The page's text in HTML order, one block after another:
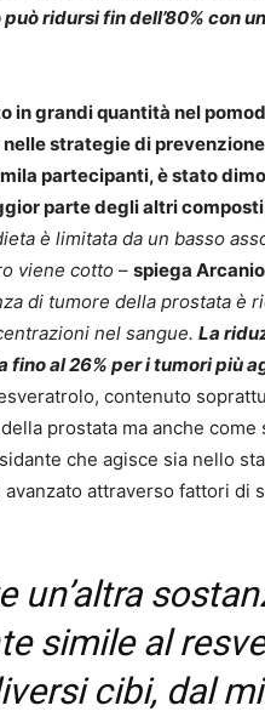
ridursi fin dell’80% con
in grandi quantità nel
strategie di
partecipanti, è stato
parte degli altri
è limitata da un basso
viene cotto – spiega
di tumore della prostata è
nel sangue. La
al 26% per i tumori più
contenuto
prostata ma anche
che agisce sia nello
attraverso fattori di
un’altra
simile al
cibi, dal